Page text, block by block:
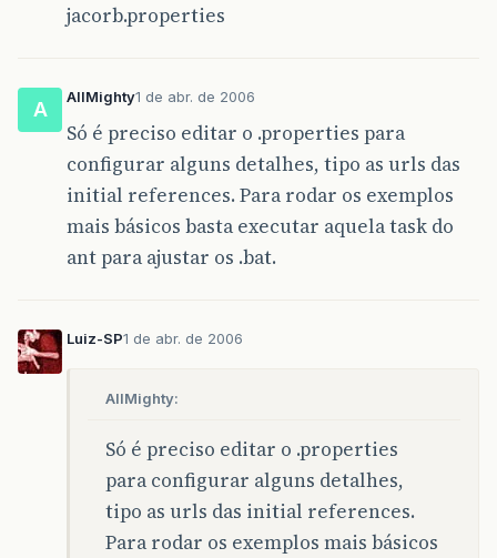
jacorb.properties
A
AllMighty1 de abr. de 2006
Só é preciso editar o .properties para
configurar alguns detalhes, tipo as urls das
initial references. Para rodar os exemplos
mais básicos basta executar aquela task do
ant para ajustar os .bat.
Luiz-SP1 de abr. de 2006
AllMighty:
Só é preciso editar o .properties
para configurar alguns detalhes,
tipo as urls das initial references.
Para rodar os exemplos mais básicos